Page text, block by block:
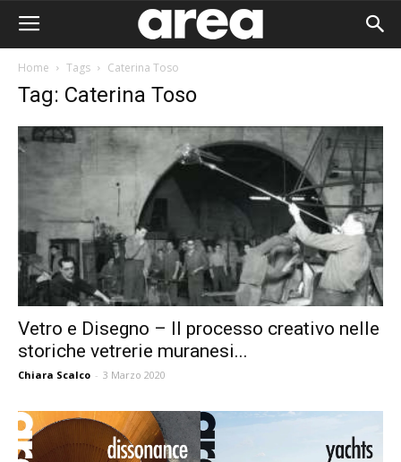
Home Tags Caterina Toso
Tag: Caterina Toso
Vetro e Disegno – Il processo creativo nelle
storiche vetrerie muranesi...
Chiara Scalco - 3 Marzo 2020